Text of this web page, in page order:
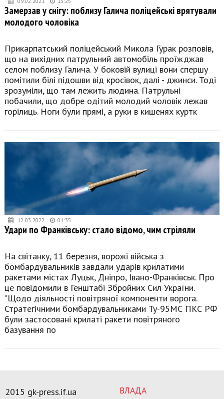
Замерзав у снігу: поблизу Галича поліцейські врятували
молодого чоловіка
Прикарпатський поліцейський Микола Гурак розповів,
що на вихідних патрульний автомобіль проїжджав
селом поблизу Галича. У боковій вулиці вони спершу
помітили білі підошви від кросівок, далі - джинси. Тоді
зрозуміли, що там лежить людина. Патрульні
побачили, що добре одітий молодий чоловік лежав
горілиць. Ноги були прямі, а руки в кишенях куртк
12.03.2022 01:35
Удари по Франківську: стало відомо, чим стріляли
На світанку, 11 березня, ворожі війська з
бомбардувальників завдали ударів крилатими
ракетами містах Луцьк, Дніпро, Івано-Франківськ. Про
це повідомили в Генштабі Збройних Сил України.
"Щодо діяльності повітряної компоненти ворога.
Стратегічними бомбардувальниками Ту-95МС ПКС РФ
були застосовані крилаті ракети повітряного
базування по
ВЛАДА
2015 gk-press.if.ua